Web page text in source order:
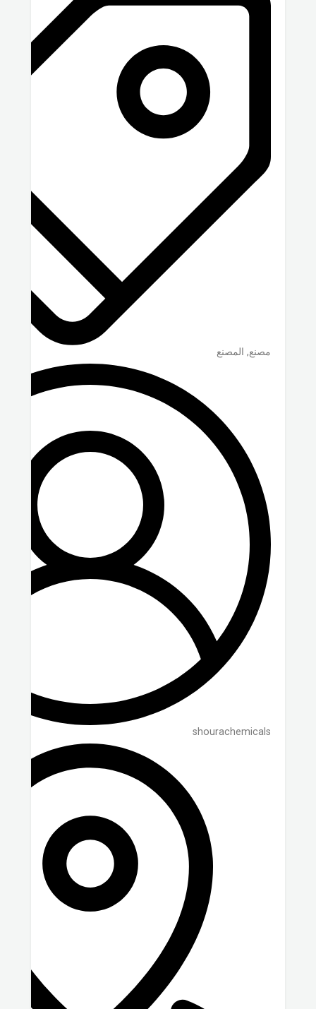
مصنع, المصنع
shourachemicals